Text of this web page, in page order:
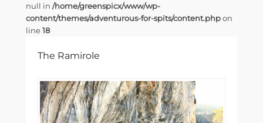
null in /home/greenspicx/www/wp-
content/themes/adventurous-for-spits/content.phpon
line18
The Ramirole